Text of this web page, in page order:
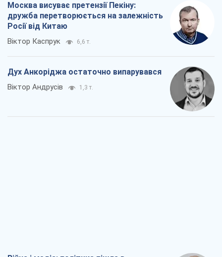
Москва висуває претензії Пекіну:
дружба перетворюється на залежність
Росії від Китаю
Віктор Каспрук 6,6 т.
Дух Анкоріджа остаточно випарувався
Віктор Андрусів 1,3 т.